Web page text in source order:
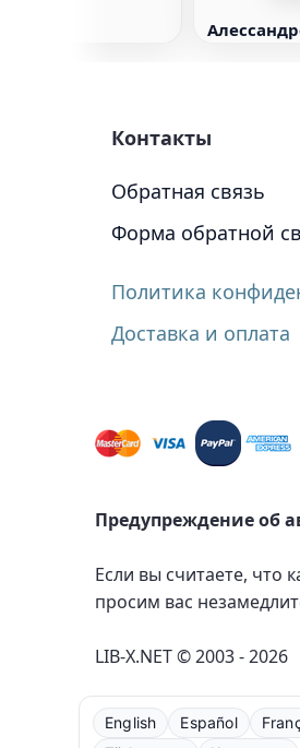
Контакты
Обратная связь
Форма обратной
Политика
Доставка и оплата
Предупреждение об
Если вы считаете, что
просим вас
LIB-X.NET © 2003 - 2026
English Español